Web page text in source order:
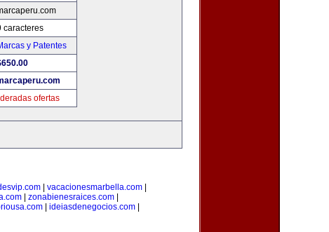
caracteres
y Patentes
ofertas
| vacacionesmarbella.com|
| zonabienesraices.com|
ideiasdenegocios.com